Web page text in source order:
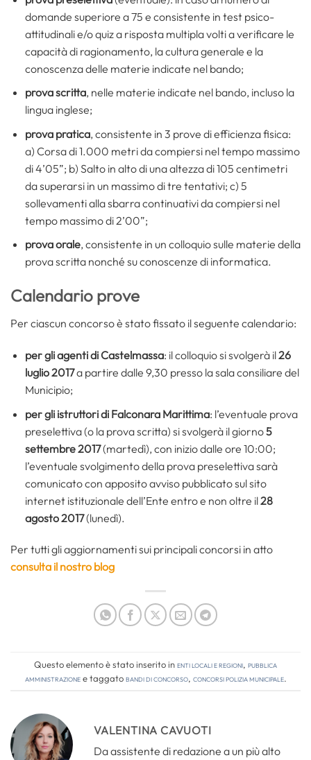
domande superiore a 75 e consistente in test psico-
attitudinali e/o quiz a risposta multipla volti a verificare le
capacità di ragionamento, la cultura generale e la
conoscenza delle materie indicate nel bando;
prova scritta, nelle materie indicate nel bando, incluso la
lingua inglese;
prova pratica, consistente in 3 prove di efficienza fisica:
a) Corsa di 1.000 metri da compiersi nel tempo massimo
di 4’05”; b) Salto in alto di una altezza di 105 centimetri
da superarsi in un massimo di tre tentativi; c) 5
sollevamenti alla sbarra continuativi da compiersi nel
tempo massimo di 2’00”;
prova orale, consistente in un colloquio sulle materie della
prova scritta nonché su conoscenze di informatica.
Calendario prove
Per ciascun concorso è stato fissato il seguente calendario:
per gli agenti di Castelmassa: il colloquio si svolgerà il26
luglio 2017a partire dalle 9,30 presso la sala consiliare del
Municipio;
per gli istruttori di Falconara Marittima: l’eventuale prova
preselettiva (o la prova scritta) si svolgerà il giorno5
settembre 2017(martedì), con inizio dalle ore 10:00;
l’eventuale svolgimento della prova preselettiva sarà
comunicato con apposito avviso pubblicato sul sito
internet istituzionale dell’Ente entro e non oltre il28
agosto 2017(lunedì).
Per tutti gli aggiornamenti sui principali concorsi in atto
consulta il nostro blog
Questo elemento è stato inserito inEnti locali e regioni, Pubblica
amministrazionee taggatobandi di concorso, concorsi polizia municipale.
VALENTINA CAVUOTI
Da assistente di redazione a un più alto